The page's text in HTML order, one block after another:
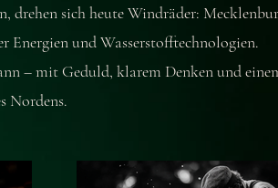
drehen sich heute Windräder:
Energien und Wasserstofftechnologien.
– mit Geduld, klarem Denken und
Nordens.